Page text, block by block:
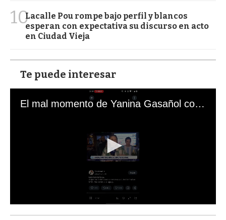
10Lacalle Pou rompe bajo perfil y blancos
esperan con expectativa su discurso en acto
en Ciudad Vieja
Te puede interesar
El mal momento de Yanina Gasañol con un hincha argentino en "Subrayado"
s